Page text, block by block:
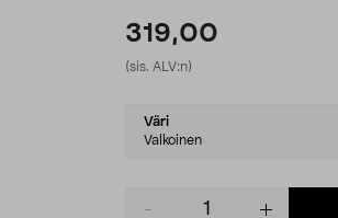
319,00
(sis. ALV:n)
Select
variant
Väri
Valkoinen